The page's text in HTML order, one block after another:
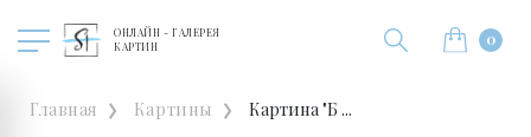
ОНЛАЙН - ГАЛЕРЕЯ
КАРТИН
0
Главная Картины Картина "Б ...